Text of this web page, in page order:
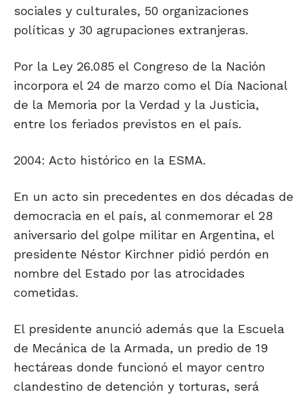
sociales y culturales, 50 organizaciones
políticas y 30 agrupaciones extranjeras.
Por la Ley 26.085 el Congreso de la Nación
incorpora el 24 de marzo como el Día Nacional
de la Memoria por la Verdad y la Justicia,
entre los feriados previstos en el país.
2004: Acto histórico en la ESMA.
En un acto sin precedentes en dos décadas de
democracia en el país, al conmemorar el 28
aniversario del golpe militar en Argentina, el
presidente Néstor Kirchner pidió perdón en
nombre del Estado por las atrocidades
cometidas.
El presidente anunció además que la Escuela
de Mecánica de la Armada, un predio de 19
hectáreas donde funcionó el mayor centro
clandestino de detención y torturas, será